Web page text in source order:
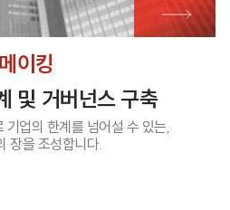
이킹
및 거버넌스 구축
업의 한계를 넘어설 수 있는,
장을 조성합니다.